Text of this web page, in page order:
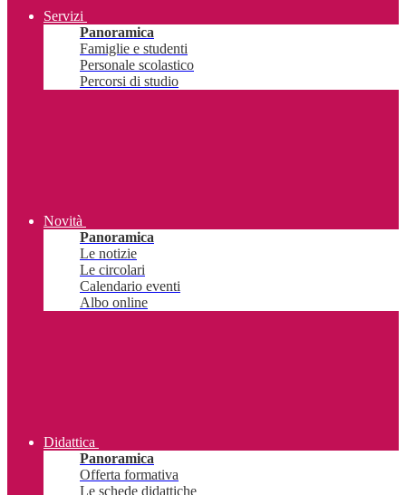
Servizi
Panoramica
Famiglie e studenti
Personale scolastico
Percorsi di studio
Novità
Panoramica
Le notizie
Le circolari
Calendario eventi
Albo online
Didattica
Panoramica
Offerta formativa
Le schede didattiche